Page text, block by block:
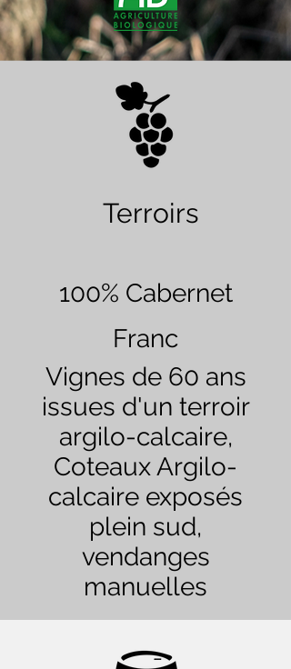
Terroirs
100% Cabernet
Franc
Vignes de 60 ans
issues d'un terroir
argilo-calcaire,
Coteaux Argilo-
calcaire exposés
plein sud,
vendanges
manuelles